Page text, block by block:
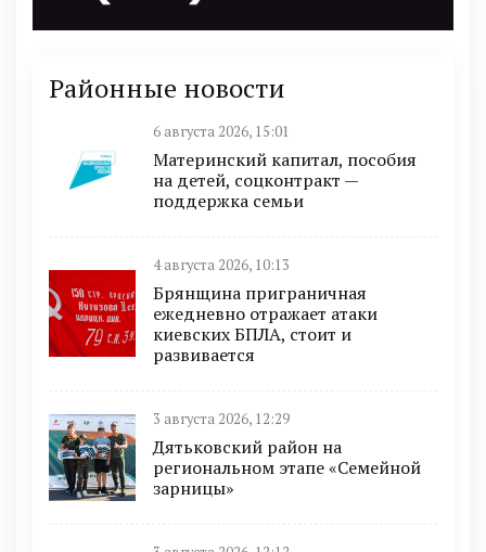
Районные новости
6 августа 2026, 15:01
Материнский капитал, пособия
на детей, соцконтракт —
поддержка семьи
4 августа 2026, 10:13
Брянщина приграничная
ежедневно отражает атаки
киевских БПЛА, стоит и
развивается
3 августа 2026, 12:29
Дятьковский район на
региональном этапе «Семейной
зарницы»